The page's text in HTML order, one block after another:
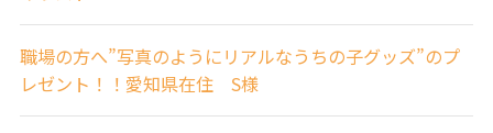
職場の方へ”写真のようにリアルなうちの子グッズ”のプ
レゼント！！愛知県在住 S様